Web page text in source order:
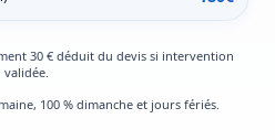
30 € déduit du devis si intervention
validée.
100 % dimanche et jours fériés.